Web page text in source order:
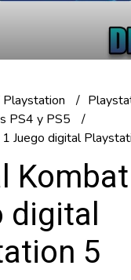
Playstation
PS4 y PS5
Juego digital
digital
5